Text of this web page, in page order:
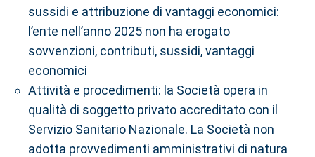
sussidi e attribuzione di vantaggi economici:
l’ente nell’anno 2025 non ha erogato
sovvenzioni, contributi, sussidi, vantaggi
economici
Attività e procedimenti: la Società opera in
qualità di soggetto privato accreditato con il
Servizio Sanitario Nazionale. La Società non
adotta provvedimenti amministrativi di natura